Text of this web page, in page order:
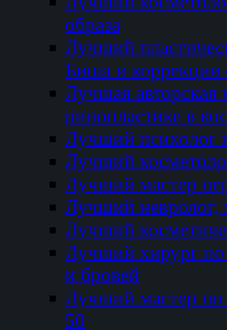
образа
Лучший
Биша и коррекции
Лучшая авторская
ринопластике в
Лучший психолог
Лучший
Лучший мастер
Лучший невролог,
Лучший
Лучший хирург по
и бровей
Лучший мастер
50